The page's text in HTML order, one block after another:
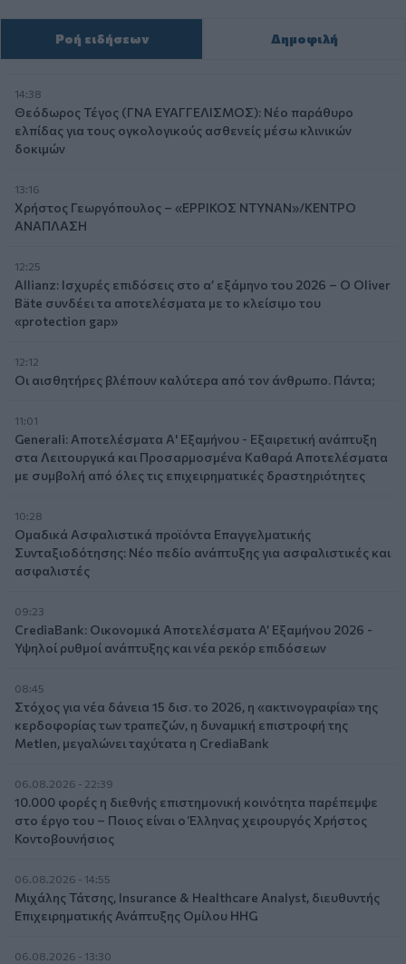
Ροή ειδήσεων Δημοφιλή
14:38
Θεόδωρος Τέγος (ΓΝΑ ΕΥΑΓΓΕΛΙΣΜΟΣ): Νέο παράθυρο
ελπίδας για τους ογκολογικούς ασθενείς μέσω κλινικών
δοκιμών
13:16
Χρήστος Γεωργόπουλος – «ΕΡΡΙΚΟΣ ΝΤΥΝΑΝ»/ΚΕΝΤΡΟ
ΑΝΑΠΛΑΣΗ
12:25
Allianz: Ισχυρές επιδόσεις στο α’ εξάμηνο του 2026 – Ο Oliver
Bäte συνδέει τα αποτελέσματα με το κλείσιμο του
«protection gap»
12:12
Οι αισθητήρες βλέπουν καλύτερα από τον άνθρωπο. Πάντα;
11:01
Generali: Αποτελέσματα Α' Εξαμήνου - Εξαιρετική ανάπτυξη
στα Λειτουργικά και Προσαρμοσμένα Καθαρά Αποτελέσματα
με συμβολή από όλες τις επιχειρηματικές δραστηριότητες
10:28
Ομαδικά Ασφαλιστικά προϊόντα Επαγγελματικής
Συνταξιοδότησης: Νέο πεδίο ανάπτυξης για ασφαλιστικές και
ασφαλιστές
09:23
CrediaBank: Οικονομικά Αποτελέσματα A’ Εξαμήνου 2026 -
Υψηλοί ρυθμοί ανάπτυξης και νέα ρεκόρ επιδόσεων
08:45
Στόχος για νέα δάνεια 15 δισ. το 2026, η «ακτινογραφία» της
κερδοφορίας των τραπεζών, η δυναμική επιστροφή της
Metlen, μεγαλώνει ταχύτατα η CrediaBank
06.08.2026 - 22:39
10.000 φορές η διεθνής επιστημονική κοινότητα παρέπεμψε
στο έργο του – Ποιος είναι ο Έλληνας χειρουργός Χρήστος
Κοντοβουνήσιος
06.08.2026 - 14:55
Μιχάλης Τάτσης, Insurance & Healthcare Analyst, διευθυντής
Επιχειρηματικής Ανάπτυξης Ομίλου HHG
06.08.2026 - 13:30